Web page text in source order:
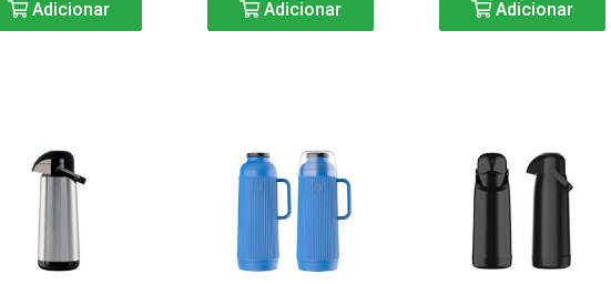
Adicionar Adicionar Adicionar